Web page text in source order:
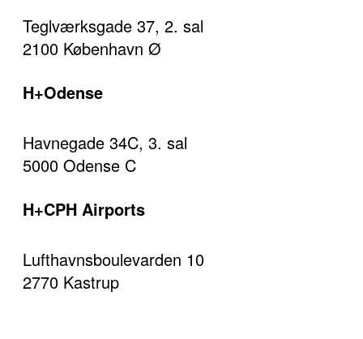
Teglværksgade 37, 2. sal
2100 København Ø
H+Odense
Havnegade 34C, 3. sal
5000 Odense C
H+CPH Airports
Lufthavnsboulevarden 10
2770 Kastrup